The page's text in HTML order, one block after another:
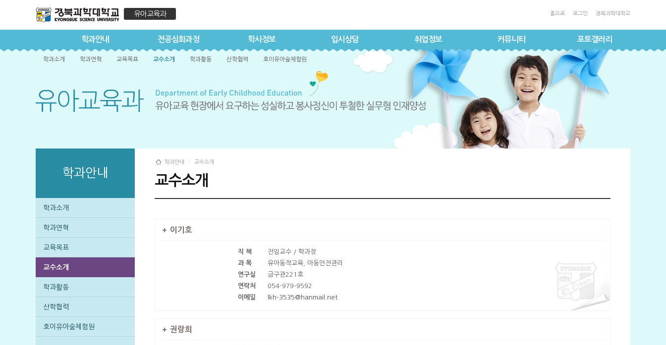
유아교육과 홈으로 로그인 경북과학대학교
학과안내
학과소개 학과연혁 교육목표 교수소개 학과활동 산학협력 호이유아숲체험원
전공심화과정 학사정보 입시상담 취업정보 커뮤니티 포토갤러리
학과안내
학과소개
학과연혁
교육목표
교수소개
학과활동
산학협력
호이유아숲체험원
학과안내 교수소개
교수소개
이기호
직 책
전임교수 / 학과장
과 목
유아동작교육, 아동안전관리
연구실
금구관221호
연락처
054-979-9592
이메일
lkh-3535@hanmail.net
권랑희